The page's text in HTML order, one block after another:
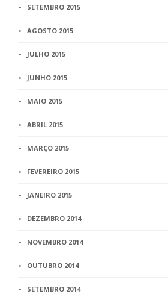
SETEMBRO 2015
AGOSTO 2015
JULHO 2015
JUNHO 2015
MAIO 2015
ABRIL 2015
MARÇO 2015
FEVEREIRO 2015
JANEIRO 2015
DEZEMBRO 2014
NOVEMBRO 2014
OUTUBRO 2014
SETEMBRO 2014